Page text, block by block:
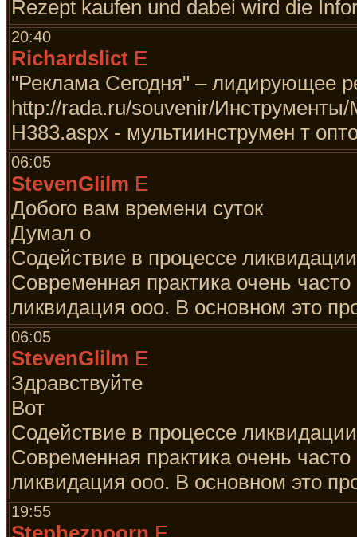
Rezept kaufen und dabei wird die
20:40
Richardslict E
"Реклама Сегодня" – лидирующее
http://rada.ru/souvenir/
H383.aspx - мультиинструмен т
06:05
StevenGlilm E
Добого вам времени суток
Думал о
Содействие в процессе
Современная практика очень
ликвидация ооо. В основном это
06:05
StevenGlilm E
Здравствуйте
Вот
Содействие в процессе
Современная практика очень
ликвидация ооо. В основном это
19:55